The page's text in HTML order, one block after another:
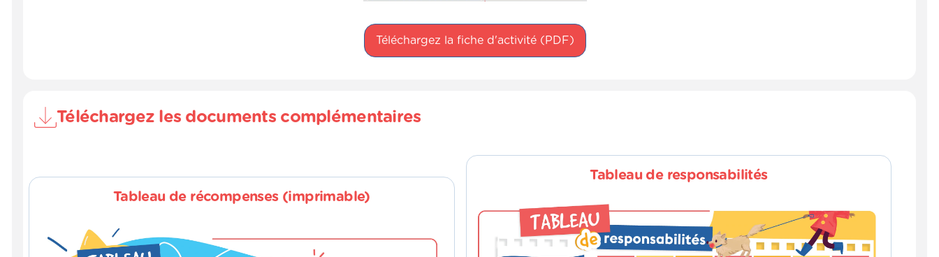
Téléchargez la fiche d'activité (PDF)
Téléchargez les documents complémentaires
Tableau de récompenses (imprimable)
Tableau de responsabilités